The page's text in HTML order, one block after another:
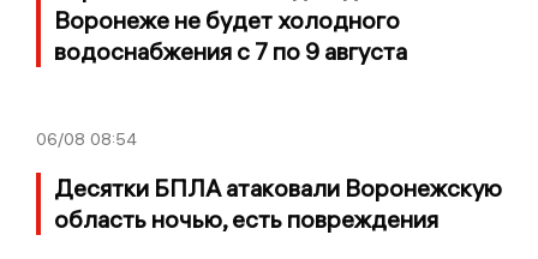
Воронеже не будет холодного
водоснабжения с 7 по 9 августа
06/08 08:54
Десятки БПЛА атаковали Воронежскую
область ночью, есть повреждения